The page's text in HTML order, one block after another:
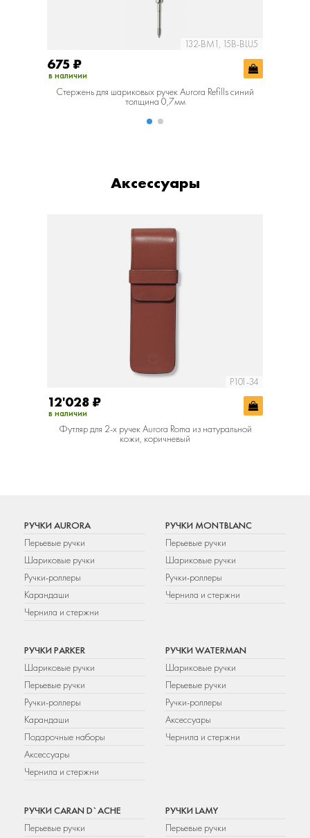
132-BM1, 15B-BLU5
675 ₽
в наличии
Стержень для шариковых ручек Aurora Refills синий
толщина 0,7мм
Аксессуары
P101-34
12'028 ₽
в наличии
Футляр для 2-х ручек Aurora Roma из натуральной
кожи, коричневый
РУЧКИ AURORA
Перьевые ручки
Шариковые ручки
Ручки-роллеры
Карандаши
Чернила и стержни
РУЧКИ MONTBLANC
Перьевые ручки
Шариковые ручки
Ручки-роллеры
Чернила и стержни
РУЧКИ PARKER
Шариковые ручки
Перьевые ручки
Ручки-роллеры
Карандаши
Подарочные наборы
Аксессуары
Чернила и стержни
РУЧКИ WATERMAN
Шариковые ручки
Перьевые ручки
Ручки-роллеры
Аксессуары
Чернила и стержни
РУЧКИ CARAN D`ACHE
Перьевые ручки
РУЧКИ LAMY
Перьевые ручки